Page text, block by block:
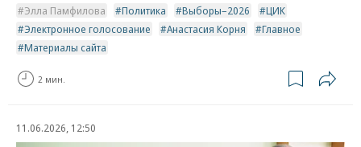
Элла Памфилова Политика Выборы–2026
ЦИК
Электронное голосование
Анастасия Корня
Главное
Материалы сайта
2 мин.
11.06.2026, 12:50